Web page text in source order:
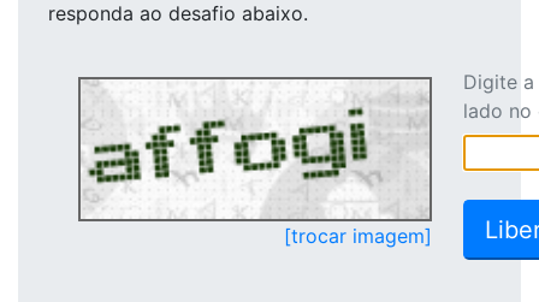
responda ao desafio abaixo.
[trocar imagem]
Digite
lado no